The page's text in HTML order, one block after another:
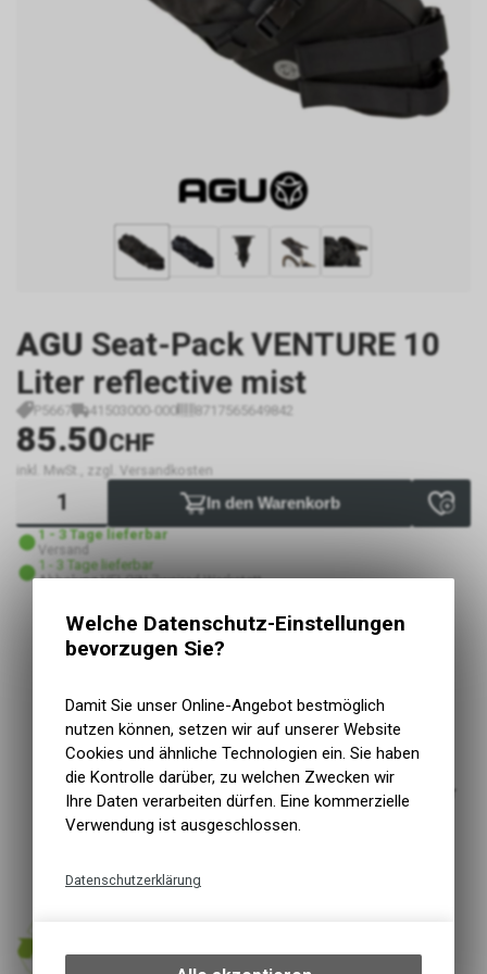
AGU Seat-Pack VENTURE 10
Liter reflective mist
P5667 41503000-000 8717565649842
85.50CHF
inkl. MwSt., zzgl. Versandkosten
In den Warenkorb
1 - 3 Tage lieferbar
Versand
1 - 3 Tage lieferbar
Abholung VELOIN Zweirad-Werkstatt
KurzbezeichnungSeat Pack VENTURE
Grösse/Abm.
10 x 15 x 50 cm
Montageart
Klettband
Wasserabweisendes Recycling Polyester
Das wasserdichte Dryliner Tech-Innenfutter und die
Rolltop-Konstruktion halten die Ausrüstung selbst unter
den widrigsten Bedingungen sauber und trocken
Hohe Sichtbarkeit durch 3M Reflektion
Kompressionsriemen
Welche Datenschutz-Einstellungen
bevorzugen Sie?
Damit Sie unser Online-Angebot bestmöglich
nutzen können, setzen wir auf unserer Website
Cookies und ähnliche Technologien ein. Sie haben
die Kontrolle darüber, zu welchen Zwecken wir
Ihre Daten verarbeiten dürfen. Eine kommerzielle
Verwendung ist ausgeschlossen.
Datenschutzerklärung
bestimmte Interaktionen und